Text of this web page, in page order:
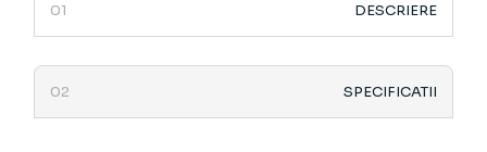
DESCRIERE
SPECIFICATII